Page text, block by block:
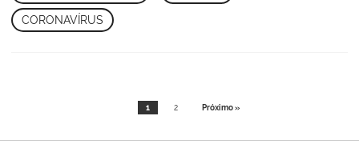
CORONAVÍRUS
1 2 Próximo »